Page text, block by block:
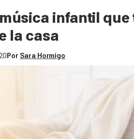
infantil
la casa
Por Sara Hormigo